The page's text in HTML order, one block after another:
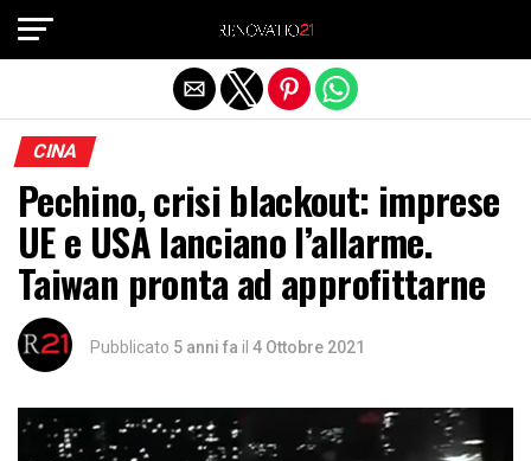
CINA
Pechino, crisi blackout: imprese
UE e USA lanciano l’allarme.
Taiwan pronta ad approfittarne
Pubblicato 5 anni fa il 4 Ottobre 2021
Exit mobile version